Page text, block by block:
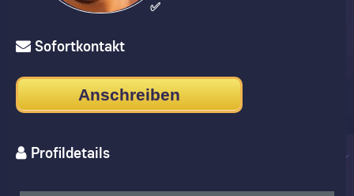
✅
Sofortkontakt
Anschreiben
Profildetails